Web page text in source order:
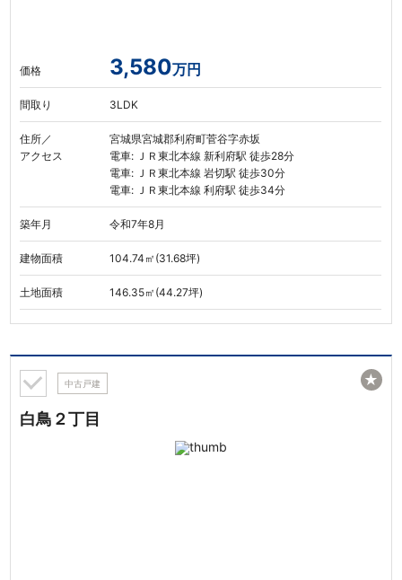
価格 3,580万円
間取り 3LDK
住所／
アクセス
宮城県宮城郡利府町菅谷字赤坂
電車: ＪＲ東北本線 新利府駅 徒歩28分
電車: ＪＲ東北本線 岩切駅 徒歩30分
電車: ＪＲ東北本線 利府駅 徒歩34分
築年月 令和7年8月
建物面積 104.74㎡(31.68坪)
土地面積 146.35㎡(44.27坪)
中古戸建
白鳥２丁目
★